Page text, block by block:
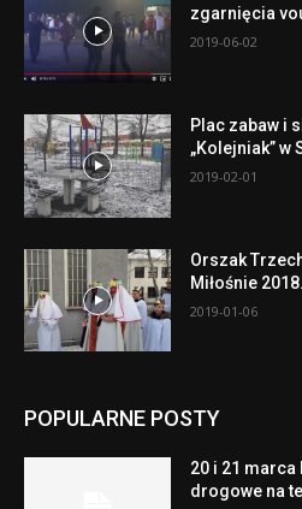
zgarnięcia
2019-06-02
Plac zabaw i
„Kolejniak” w
2019-02-01
Orszak
Miłośnie
2019-01-06
POPULARNE POSTY
20 i 21
drogowe na